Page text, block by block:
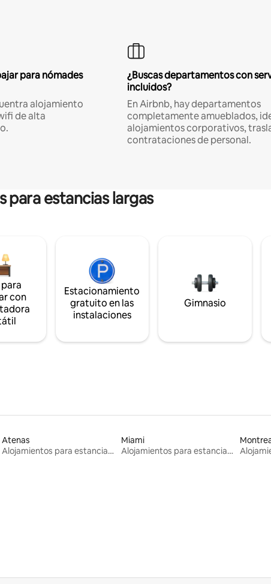
para nómades
alojamiento
de alta
¿Buscas departamentos con
incluidos?
En Airbnb, hay departamentos
completamente amueblados,
alojamientos corporativos,
contrataciones de personal.
estancias largas
con
Estacionamiento
gratuito en las
instalaciones
Gimnasio
Atenas
Alojamientos para estancias largas
Miami
Alojamientos para estancias largas